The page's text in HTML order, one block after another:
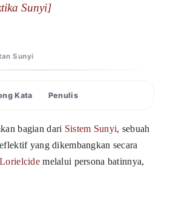
Sunyi]
Sunyi
Kata Penulis
bagian dari Sistem Sunyi, sebuah
yang dikembangkan secara
melalui persona batinnya,